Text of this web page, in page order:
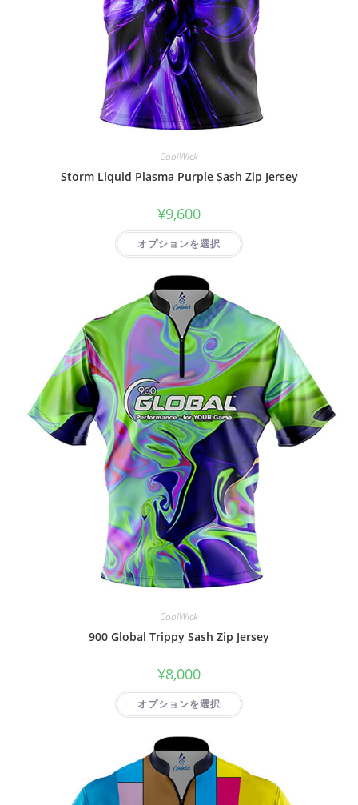
CoolWick
Storm Liquid Plasma Purple Sash Zip Jersey
¥9,600
オプションを選択
CoolWick
900 Global Trippy Sash Zip Jersey
¥8,000
オプションを選択